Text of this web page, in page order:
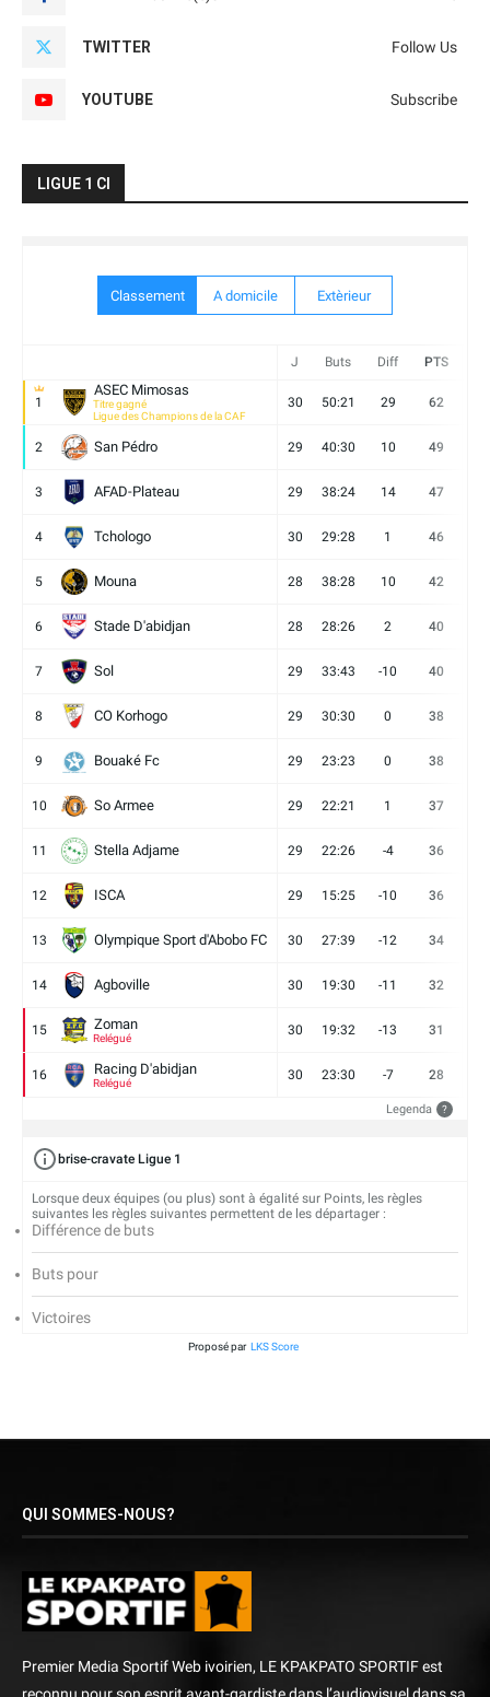
TWITTER Follow Us
YOUTUBE Subscribe
LIGUE 1 CI
Classement A domicile Extèrieur
J Buts Diff PTS
1
ASEC Mimosas
Titre gagné
Ligue des Champions de la CAF
30 50:21 29 62
2 San Pédro 29 40:30 10 49
3 AFAD-Plateau 29 38:24 14 47
4 Tchologo 30 29:28 1 46
5 Mouna 28 38:28 10 42
6 Stade D'abidjan 28 28:26 2 40
7 Sol 29 33:43 -10 40
8 CO Korhogo 29 30:30 0 38
9 Bouaké Fc 29 23:23 0 38
10 So Armee 29 22:21 1 37
11 Stella Adjame 29 22:26 -4 36
12 ISCA 29 15:25 -10 36
13 Olympique Sport d'Abobo FC 30 27:39 -12 34
14 Agboville 30 19:30 -11 32
15 Zoman
Relégué
30 19:32 -13 31
16 Racing D'abidjan
Relégué
30 23:30 -7 28
Legenda ?
brise-cravate Ligue 1
Lorsque deux équipes (ou plus) sont à égalité sur Points, les règles
suivantes les règles suivantes permettent de les départager :
Différence de buts
Buts pour
Victoires
Proposé par LKS Score
QUI SOMMES-NOUS?
Premier Media Sportif Web ivoirien, LE KPAKPATO SPORTIF est
reconnu pour son esprit avant-gardiste dans l’audiovisuel dans sa